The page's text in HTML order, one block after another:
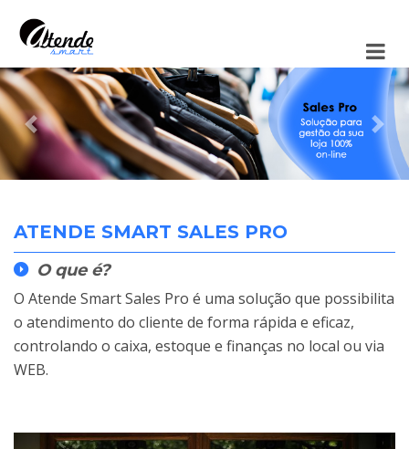
Anterior
ATENDE SMART SALES PRO
O que é?
O Atende Smart Sales Pro é uma solução que possibilita
o atendimento do cliente de forma rápida e eficaz,
controlando o caixa, estoque e finanças no local ou via
WEB.